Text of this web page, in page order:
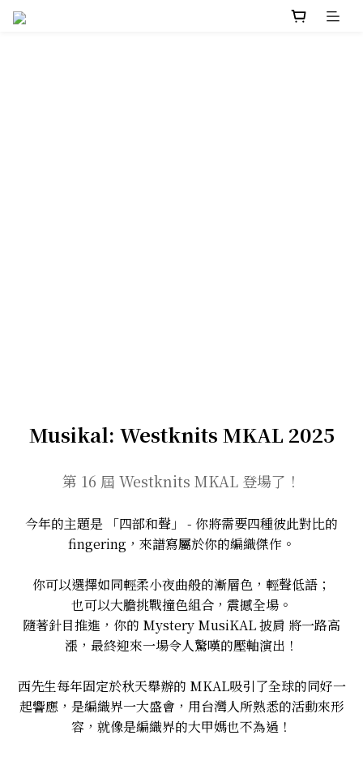
Musikal: Westknits MKAL 2025
第 16 屆 Westknits MKAL 登場了！
今年的主題是 「四部和聲」 - 你將需要四種彼此對比的
fingering，來譜寫屬於你的編織傑作。
你可以選擇如同輕柔小夜曲般的漸層色，輕聲低語；
也可以大膽挑戰撞色組合，震撼全場。
隨著針目推進，你的 Mystery MusiKAL 披肩 將一路高
漲，最終迎來一場令人驚嘆的壓軸演出！
西先生每年固定於秋天舉辦的 MKAL吸引了全球的同好一
起響應，是編織界一大盛會，用台灣人所熟悉的活動來形
容，就像是編織界的大甲媽也不為過！​